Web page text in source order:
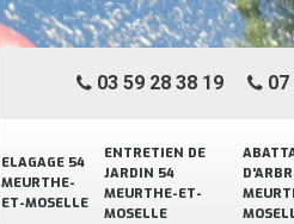
ELAGAGE 54
MEURTHE-
ET-MOSELLE
ENTRETIEN DE
JARDIN 54
MEURTHE-ET-
MOSELLE
03 59 28 38 19 07